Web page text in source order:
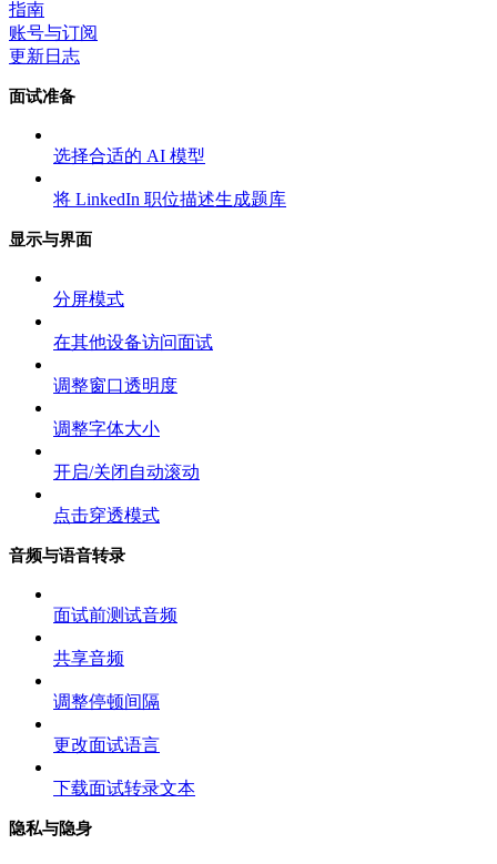
指南
账号与订阅
更新日志
面试准备
选择合适的 AI 模型
将 LinkedIn 职位描述生成题库
显示与界面
分屏模式
在其他设备访问面试
调整窗口透明度
调整字体大小
开启/关闭自动滚动
点击穿透模式
音频与语音转录
面试前测试音频
共享音频
调整停顿间隔
更改面试语言
下载面试转录文本
隐私与隐身